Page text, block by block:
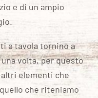
e di un ampio
a tavola tornino a
volta, per questo
elementi che
che riteniamo